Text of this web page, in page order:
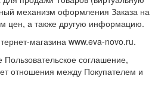
механизм оформления Заказа на
цен, а также другую информацию.
магазина www.eva-novo.ru.
соглашение,
отношения между Покупателем и